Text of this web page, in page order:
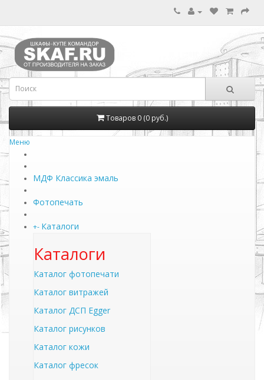
Товаров 0 (0 руб.)
Меню
МДФ Классика эмаль
Фотопечать
+- Каталоги
Каталоги
Каталог фотопечати
Каталог витражей
Каталог ДСП Egger
Каталог рисунков
Каталог кожи
Каталог фресок